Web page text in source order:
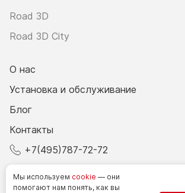
Road 3D
Road 3D City
О нас
Установка и обслуживание
Блог
Контакты
+7(495)787-72-72
Мы используем cookie — они
помогают нам понять, как вы